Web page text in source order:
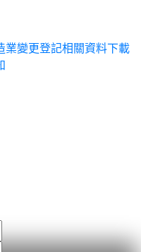
業變更登記相關資料下載